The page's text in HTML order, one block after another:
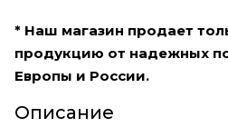
* Наш магазин продает
продукцию от надежных
Европы и России.
Описание